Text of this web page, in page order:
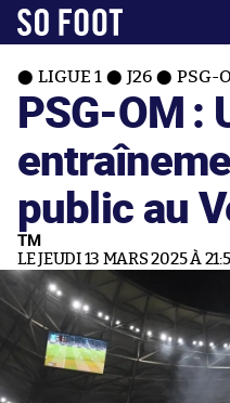
LIGUE 1 J26 PSG-
PSG-OM :
public au
TM
LE JEUDI 13 MARS 2025 À